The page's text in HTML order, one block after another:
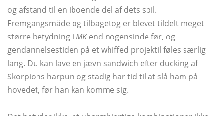
og afstand til en iboende del af dets spil.
Fremgangsmåde og tilbagetog er blevet tildelt meget
større betydning i MKend nogensinde før, og
gendannelsestiden på et whiffed projektil føles særlig
lang. Du kan lave en jævn sandwich efter ducking af
Skorpions harpun og stadig har tid til at slå ham på
hovedet, før han kan komme sig.